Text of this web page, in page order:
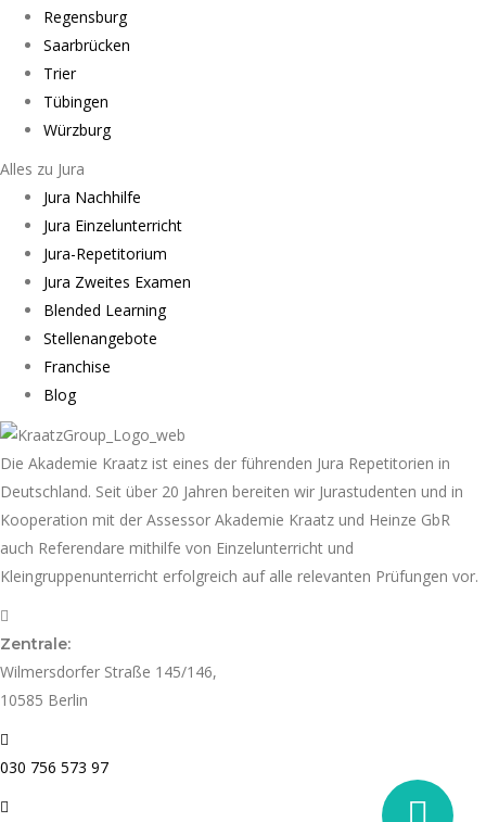
Regensburg
Saarbrücken
Trier
Tübingen
Würzburg
Alles zu Jura
Jura Nachhilfe
Jura Einzelunterricht
Jura-Repetitorium
Jura Zweites Examen
Blended Learning
Stellenangebote
Franchise
Blog
Die Akademie Kraatz ist eines der führenden Jura Repetitorien in
Deutschland. Seit über 20 Jahren bereiten wir Jurastudenten und in
Kooperation mit der Assessor Akademie Kraatz und Heinze GbR
auch Referendare mithilfe von Einzelunterricht und
Kleingruppenunterricht erfolgreich auf alle relevanten Prüfungen vor.
Zentrale:
Wilmersdorfer Straße 145/146,
10585 Berlin
030 756 573 97